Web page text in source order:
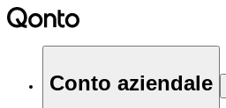
Conto aziendale